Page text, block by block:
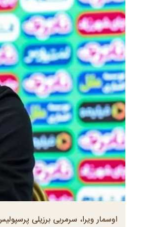
اوسمار ویرا، سرمربی برزیلی